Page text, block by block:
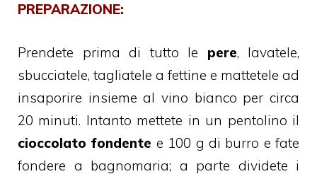
PREPARAZIONE:
Prendete prima di tutto le pere, lavatele,
sbucciatele, tagliatele a fettine e mattetele ad
insaporire insieme al vino bianco per circa
20 minuti. Intanto mettete in un pentolino il
cioccolato fondente e 100 g di burro e fate
fondere a bagnomaria; a parte dividete i